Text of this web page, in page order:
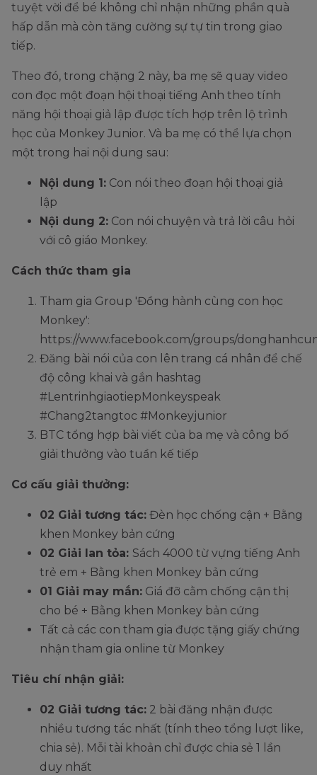
tuyệt vời để bé không chỉ nhận những phần quà
hấp dẫn mà còn tăng cường sự tự tin trong giao
tiếp.
Theo đó, trong chặng 2 này, ba mẹ sẽ quay video
con đọc một đoạn hội thoại tiếng Anh theo tính
năng hội thoại giả lập được tích hợp trên lộ trình
học của Monkey Junior. Và ba mẹ có thể lựa chọn
một trong hai nội dung sau:
Nội dung 1: Con nói theo đoạn hội thoại giả
lập
Nội dung 2: Con nói chuyện và trả lời câu hỏi
với cô giáo Monkey.
Cách thức tham gia
Tham gia Group 'Đồng hành cùng con học
Monkey':
https://www.facebook.com/groups/
Đăng bài nói của con lên trang cá nhân để chế
độ công khai và gắn hashtag
#LentrinhgiaotiepMonkeyspeak
#Chang2tangtoc #Monkeyjunior
BTC tổng hợp bài viết của ba mẹ và công bố
giải thưởng vào tuần kế tiếp
Cơ cấu giải thưởng:
02 Giải tương tác: Đèn học chống cận + Bằng
khen Monkey bản cứng
02 Giải lan tỏa: Sách 4000 từ vựng tiếng Anh
trẻ em + Bằng khen Monkey bản cứng
01 Giải may mắn: Giá đỡ cằm chống cận thị
cho bé + Bằng khen Monkey bản cứng
Tất cả các con tham gia được tặng giấy chứng
nhận tham gia online từ Monkey
Tiêu chí nhận giải:
02 Giải tương tác: 2 bài đăng nhận được
nhiều tương tác nhất (tính theo tổng lượt like,
chia sẻ). Mỗi tài khoản chỉ được chia sẻ 1 lần
duy nhất